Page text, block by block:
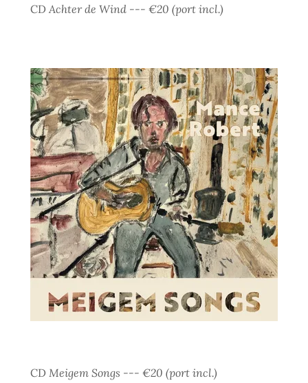
CD Achter de Wind --- €20 (port incl.)
CD Meigem Songs --- €20 (port incl.)